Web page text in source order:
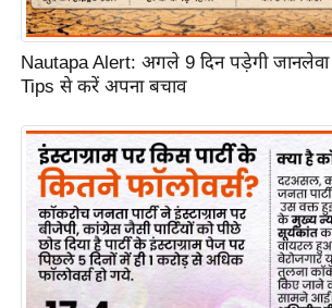
Nautapa Alert: अगले 9 दिन पड़ेगी जानलेवा
Tips से करें अपना बचाव